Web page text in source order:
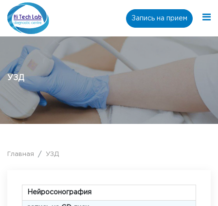
Запись на прием
УЗД
Главная УЗД
Нейросонография